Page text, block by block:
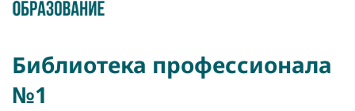
Библиотека профессионала
№1